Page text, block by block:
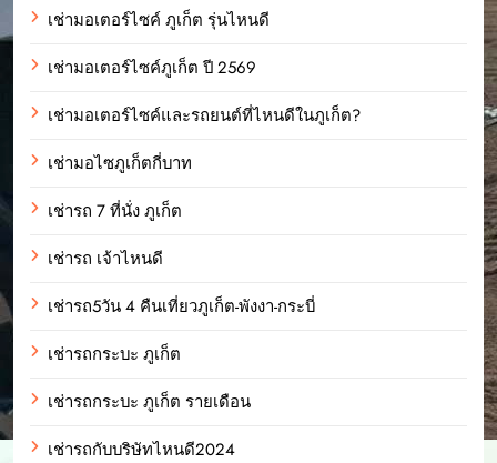
เช่ามอเตอร์ไซค์ ภูเก็ต รุ่นไหนดี
เช่ามอเตอร์ไซค์ภูเก็ต ปี 2569
เช่ามอเตอร์ไซค์และรถยนต์ที่ไหนดีในภูเก็ต?
เช่ามอไซภูเก็ตกี่บาท
เช่ารถ 7 ที่นั่ง ภูเก็ต
เช่ารถ เจ้าไหนดี
เช่ารถ5วัน 4 คืนเที่ยวภูเก็ต-พังงา-กระบี่
เช่ารถกระบะ ภูเก็ต
เช่ารถกระบะ ภูเก็ต รายเดือน
เช่ารถกับบริษัทไหนดี2024